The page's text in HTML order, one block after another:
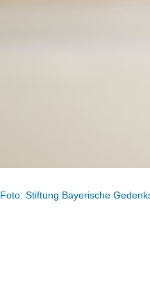
Foto: Stiftung Bayerische